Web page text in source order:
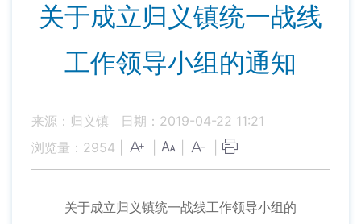
关于成立归义镇统一战线
工作领导小组的通知
来源：归义镇
日期：2019-04-22 11:21
浏览量： 2954
关于成立归义镇统一战线工作领导小组的